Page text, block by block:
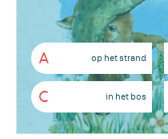
A op het strand
C in het bos